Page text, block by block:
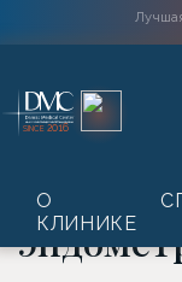
SINCE 2016
О
КЛИНИКЕ
Главная →